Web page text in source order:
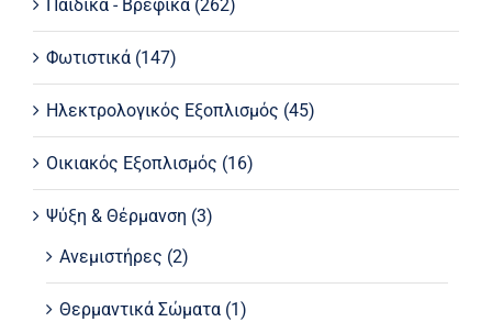
Παιδικά - Βρεφικά (262)
Φωτιστικά (147)
Ηλεκτρολογικός Εξοπλισμός (45)
Οικιακός Εξοπλισμός (16)
Ψύξη & Θέρμανση (3)
Ανεμιστήρες (2)
Θερμαντικά Σώματα (1)